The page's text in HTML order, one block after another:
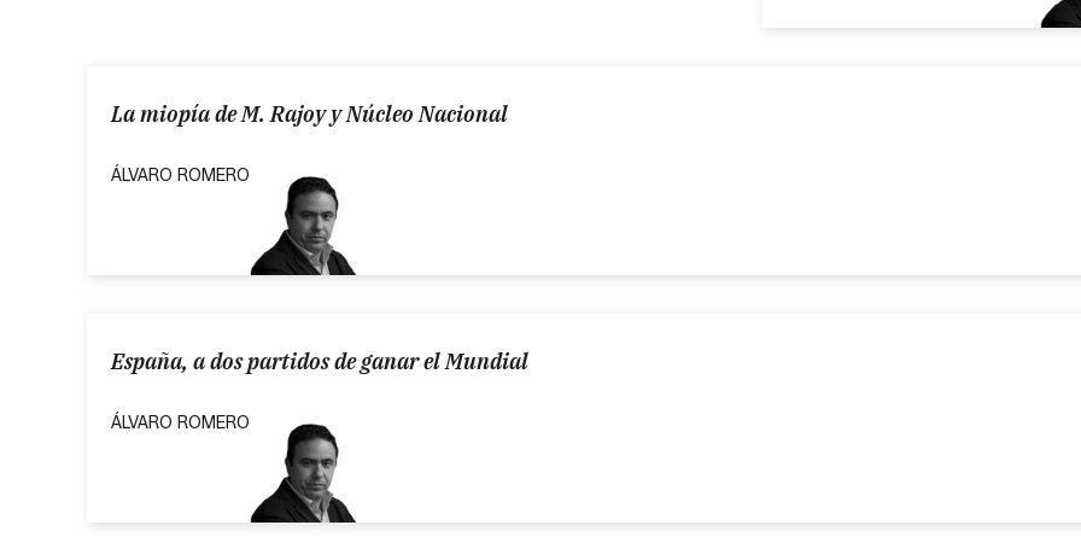
La miopía de M. Rajoy y Núcleo Nacional
ÁLVARO ROMERO
España, a dos partidos de ganar el Mundial
ÁLVARO ROMERO